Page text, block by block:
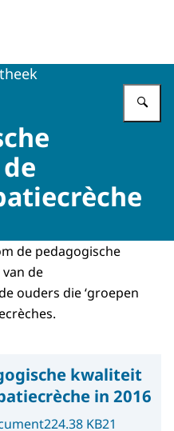
Werk en
de pedagogische
de
ouders die ‘groepen
kwaliteit
in 2016
224.38 KB21